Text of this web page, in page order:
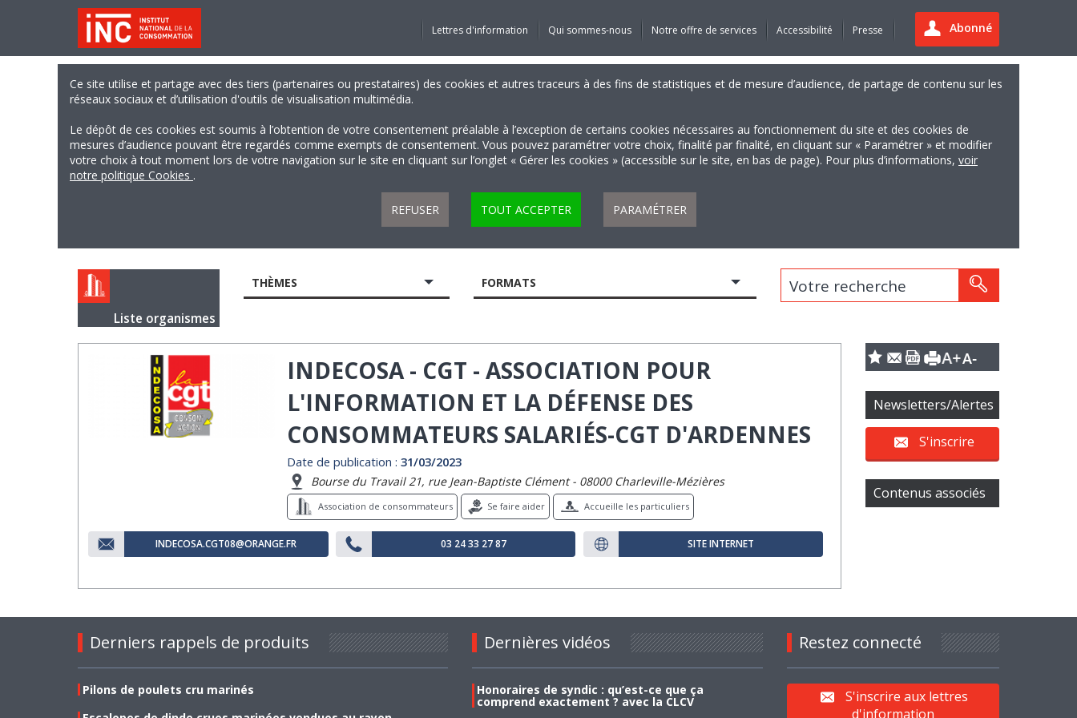
Abonné
Lettres d'information Qui sommes-nous Notre offre de services Accessibilité Presse
Ce site utilise et partage avec des tiers (partenaires ou prestataires) des cookies et autres traceurs à des fins de statistiques et de mesure d’audience, de partage de contenu sur les
réseaux sociaux et d’utilisation d'outils de visualisation multimédia.
Le dépôt de ces cookies est soumis à l’obtention de votre consentement préalable à l’exception de certains cookies nécessaires au fonctionnement du site et des cookies de
mesures d’audience pouvant être regardés comme exempts de consentement. Vous pouvez paramétrer votre choix, finalité par finalité, en cliquant sur « Paramétrer » et modifier
votre choix à tout moment lors de votre navigation sur le site en cliquant sur l’onglet « Gérer les cookies » (accessible sur le site, en bas de page). Pour plus d’informations, voir
notre politique Cookies .
REFUSER TOUT ACCEPTER PARAMÉTRER
Liste organismes
THÈMES FORMATS Votre recherche
INDECOSA - CGT - ASSOCIATION POUR
L'INFORMATION ET LA DÉFENSE DES
CONSOMMATEURS SALARIÉS-CGT D'ARDENNES
Date de publication : 31/03/2023
Bourse du Travail 21, rue Jean-Baptiste Clément - 08000 Charleville-Mézières
Association de consommateurs Se faire aider Accueille les particuliers
INDECOSA.CGT08@ORANGE.FR 03 24 33 27 87 SITE INTERNET
Newsletters/Alertes
S'inscrire
Contenus associés
Derniers rappels de produits
Pilons de poulets cru marinés
Dernières vidéos
Honoraires de syndic : qu’est-ce que ça
comprend exactement ? avec la CLCV
Restez connecté
S'inscrire aux lettres
d'information